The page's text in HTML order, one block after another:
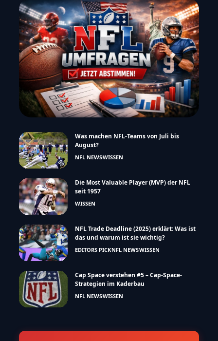
Was machen NFL-Teams von Juli bis
August?
NFL NEWSWISSEN
Die Most Valuable Player (MVP) der NFL
seit 1957
WISSEN
NFL Trade Deadline (2025) erklärt: Was ist
das und warum ist sie wichtig?
EDITORS PICKNFL NEWSWISSEN
Cap Space verstehen #5 – Cap-Space-
Strategien im Kaderbau
NFL NEWSWISSEN